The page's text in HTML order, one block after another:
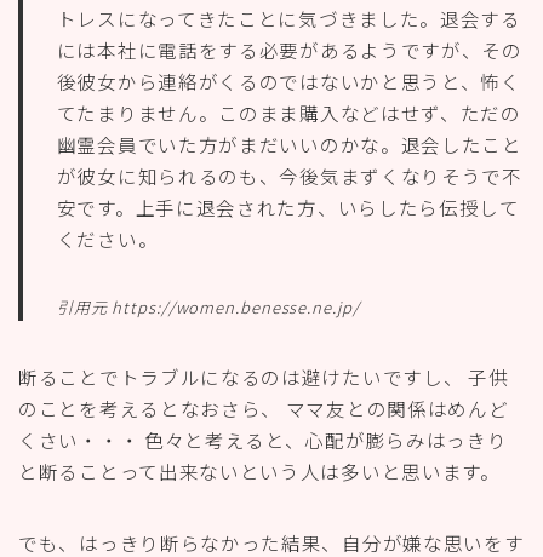
トレスになってきたことに気づきました。退会する
には本社に電話をする必要があるようですが、その
後彼女から連絡がくるのではないかと思うと、怖く
てたまりません。このまま購入などはせず、ただの
幽霊会員でいた方がまだいいのかな。退会したこと
が彼女に知られるのも、今後気まずくなりそうで不
安です。上手に退会された方、いらしたら伝授して
ください。
引用元 https://women.benesse.ne.jp/
断ることでトラブルになるのは避けたいですし、 子供
のことを考えるとなおさら、 ママ友との関係はめんど
くさい・・・ 色々と考えると、心配が膨らみはっきり
と断ることって出来ないという人は多いと思います。
でも、はっきり断らなかった結果、自分が嫌な思いをす